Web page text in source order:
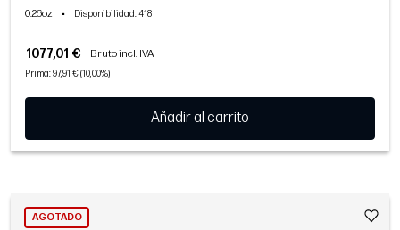
0.26oz • Disponibilidad: 418
1077,01 € Bruto incl. IVA
Prima: 97,91 € (10,00%)
Añadir al carrito
AGOTADO